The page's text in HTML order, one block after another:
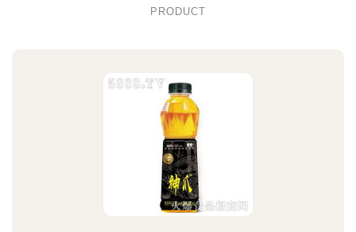
PRODUCT